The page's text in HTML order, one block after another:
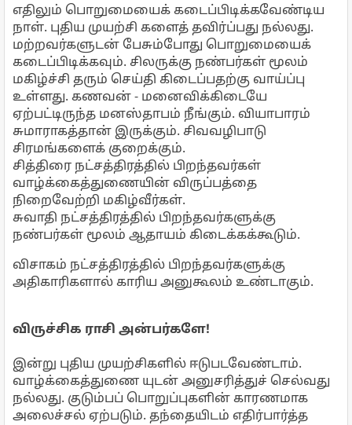
எதிலும் பொறுமையைக் கடைப்பிடிக்கவேண்டிய
நாள். புதிய முயற்சி களைத் தவிர்ப்பது நல்லது.
மற்றவர்களுடன் பேசும்போது பொறுமையைக்
கடைப்பிடிக்கவும். சிலருக்கு நண்பர்கள் மூலம்
மகிழ்ச்சி தரும் செய்தி கிடைப்பதற்கு வாய்ப்பு
உள்ளது. கணவன் - மனைவிக்கிடையே
ஏற்பட்டிருந்த மனஸ்தாபம் நீங்கும். வியாபாரம்
சுமாராகத்தான் இருக்கும். சிவவழிபாடு
சிரமங்களைக் குறைக்கும்.
சித்திரை நட்சத்திரத்தில் பிறந்தவர்கள்
வாழ்க்கைத்துணையின் விருப்பத்தை
நிறைவேற்றி மகிழ்வீர்கள்.
சுவாதி நட்சத்திரத்தில் பிறந்தவர்களுக்கு
நண்பர்கள் மூலம் ஆதாயம் கிடைக்கக்கூடும்.
விசாகம் நட்சத்திரத்தில் பிறந்தவர்களுக்கு
அதிகாரிகளால் காரிய அனுகூலம் உண்டாகும்.
விருச்சிக ராசி அன்பர்களே!
இன்று புதிய முயற்சிகளில் ஈடுபடவேண்டாம்.
வாழ்க்கைத்துணை யுடன் அனுசரித்துச் செல்வது
நல்லது. குடும்பப் பொறுப்புகளின் காரணமாக
அலைச்சல் ஏற்படும். தந்தையிடம் எதிர்பார்த்த